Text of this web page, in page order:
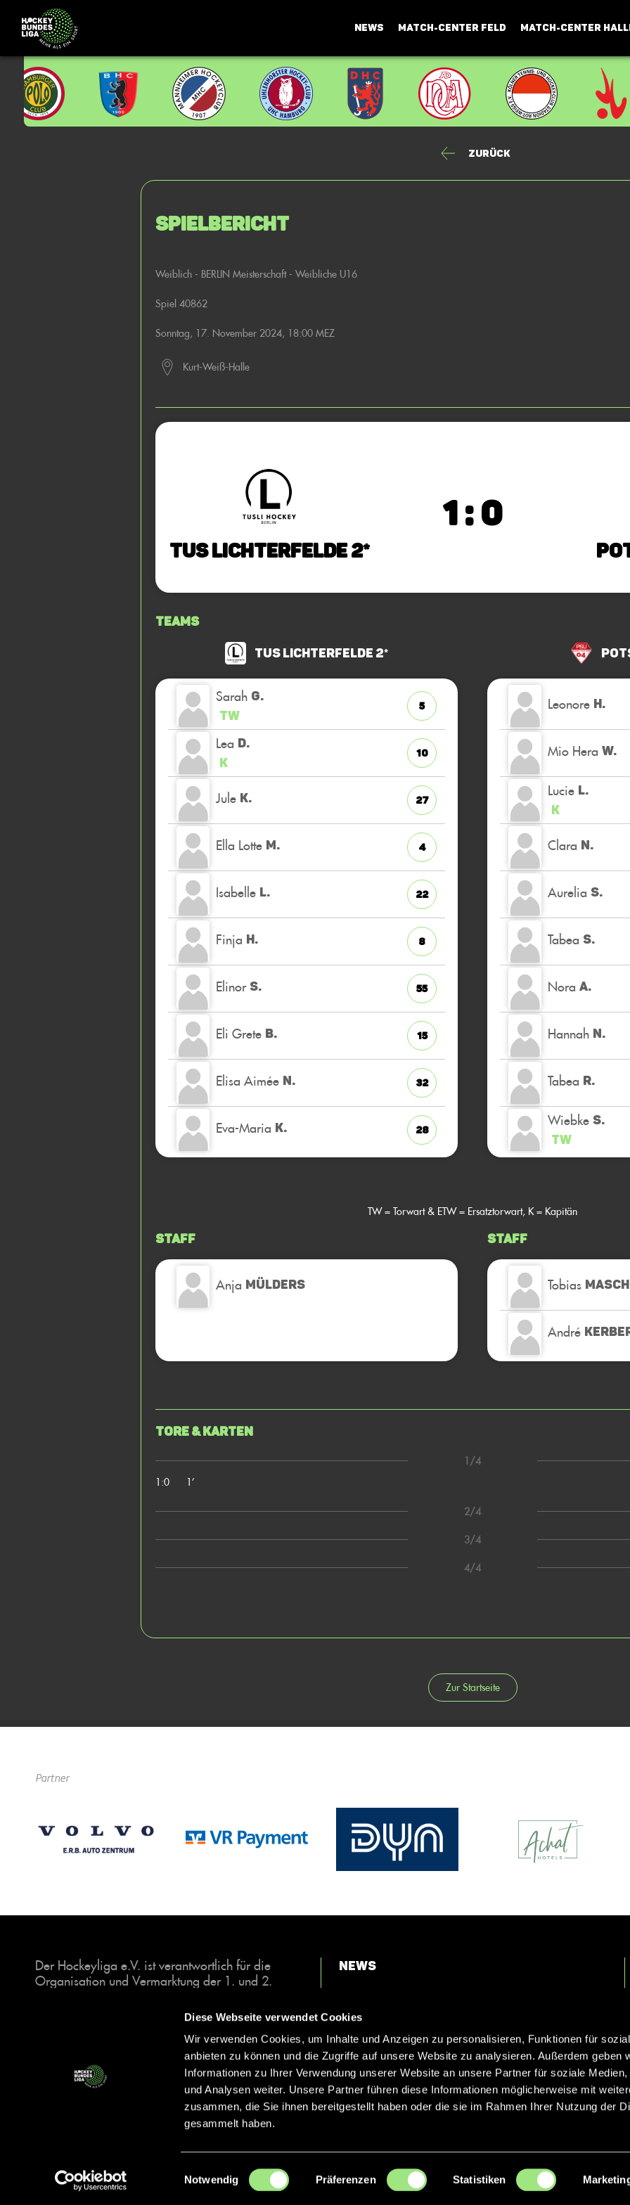
Diese Webseite verwendet Cookies
Wir verwenden Cookies, um Inhalte und Anzeigen zu personalisieren, Funktionen für
anbieten zu können und die Zugriffe auf unsere Website zu analysieren. Außerdem geben
Informationen zu Ihrer Verwendung unserer Website an unsere Partner für soziale Medien,
und Analysen weiter. Unsere Partner führen diese Informationen möglicherweise mit
zusammen, die Sie ihnen bereitgestellt haben oder die sie im Rahmen Ihrer Nutzung der
gesammelt haben.
Einwilligungsauswahl
Notwendig Präferenzen Statistiken
NEWS MATCH-CENTER FELD MATCH-CENTER
Zurück
Spielbericht
Weiblich - BERLIN Meisterschaft - Weibliche U16
Spiel 40862
Sonntag, 17. November 2024, 18:00 MEZ
Kurt-Weiß-Halle
TuS Lichterfelde 2*
1 : 0
Teams
TuS Lichterfelde 2*
Sarah G.
TW
5
Lea D.
K
10
Jule K. 27
Ella Lotte M. 4
Isabelle L. 22
Finja H. 8
Elinor S. 55
Eli Grete B. 15
Elisa Aimée N. 32
Eva-Maria K. 28
Leonore H.
Mio Hera W.
Lucie L.
K
Clara N.
Aurelia S.
Tabea S.
Nora A.
Hannah N.
Tabea R.
Wiebke S.
TW
TW = Torwart & ETW = Ersatztorwart, K = Kapitän
Staff
Anja MÜLDERS
Staff
Tobias
André
Tore & Karten
1/4
1:0
1’
2/4
3/4
4/4
Zur Startseite
Partner
Der Hockeyliga e.V. ist verantwortlich für die
Organisation und Vermarktung der 1. und 2.
Halle. Insgesamt sind über 60 Vereine unter dem
Dach der Hockeyliga organisiert, sowohl im
Herren als auch im Damen Bereich.
News
Kontakt